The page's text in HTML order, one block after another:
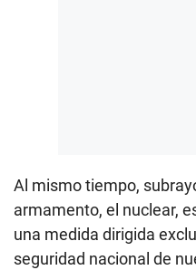
Al mismo tiempo,
armamento, el nuclear,
una medida dirigida
seguridad nacional de